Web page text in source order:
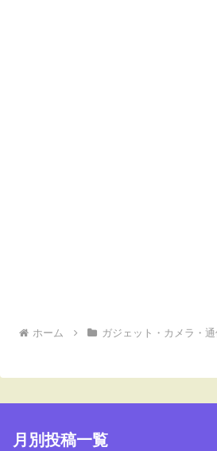
ホーム ガジェット・カメラ・
月別投稿一覧